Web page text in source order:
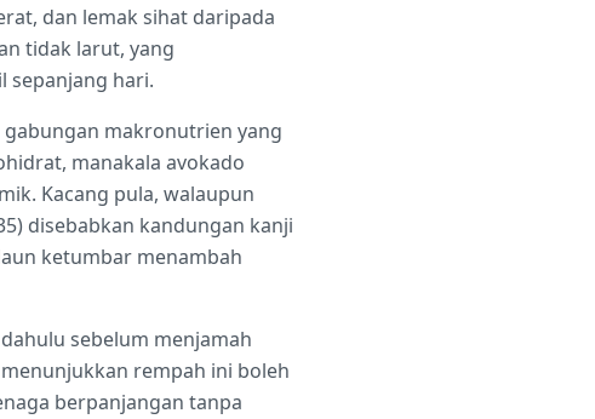
dan lemak sihat daripada
tidak larut, yang
sepanjang hari.
makronutrien yang
manakala avokado
Kacang pula, walaupun
disebabkan kandungan kanji
ketumbar menambah
sebelum menjamah
rempah ini boleh
berpanjangan tanpa